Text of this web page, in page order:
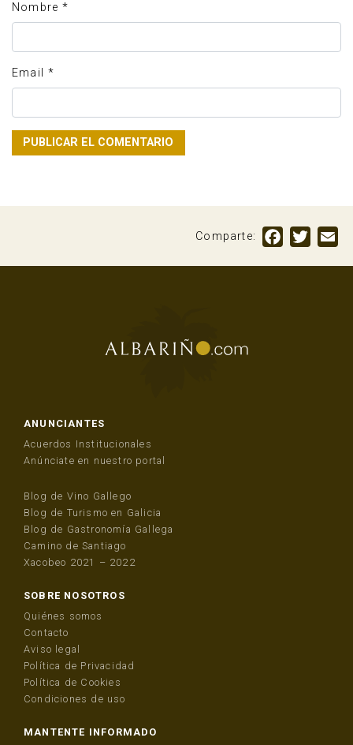
Nombre *
Email *
Comparte: Facebook
ANUNCIANTES
Acuerdos Institucionales
Anúnciate en nuestro portal
Blog de Vino Gallego
Blog de Turismo en Galicia
Blog de Gastronomía Gallega
Camino de Santiago
Xacobeo 2021 – 2022
SOBRE NOSOTROS
Quiénes somos
Contacto
Aviso legal
Política de Privacidad
Política de Cookies
Condiciones de uso
MANTENTE INFORMADO